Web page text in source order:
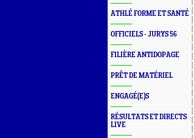
ATHLÉ FORME ET SANTÉ
OFFICIELS - JURYS 56
FILIÈRE ANTIDOPAGE
PRÊT DE MATÉRIEL
ENGAGÉ(E)S
RÉSULTATS ET DIRECTS
LIVE